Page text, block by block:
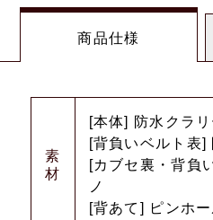
商品仕様
素
材
[本体] 防水クラリ
[背負いベルト表]
[カブセ裏・背負
ノ
[背あて] ピンホ